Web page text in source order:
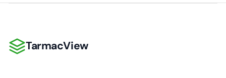
TarmacView
TarmacView